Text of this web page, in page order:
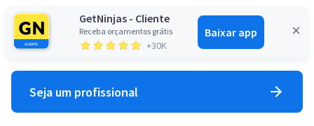
GetNinjas - Cliente
Receba orçamentos grátis
+30K
Baixar app
Entrar
Seja um profissional